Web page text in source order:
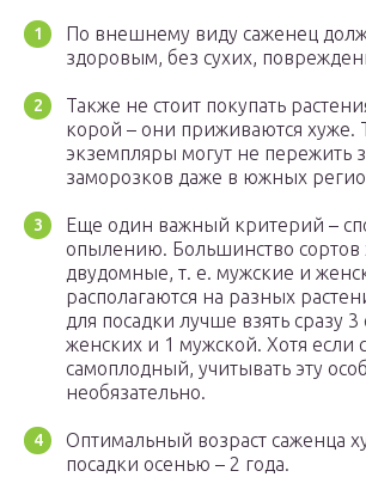
По внешнему виду саженец
здоровым, без сухих,
Также не стоит покупать
корой – они приживаются хуже.
экземпляры могут не пережить
заморозков даже в южных
Еще один важный критерий –
опылению. Большинство сортов
двудомные, т. е. мужские и
располагаются на разных
для посадки лучше взять сразу 3
женских и 1 мужской. Хотя если
самоплодный, учитывать эту
необязательно.
Оптимальный возраст саженца
посадки осенью – 2 года.